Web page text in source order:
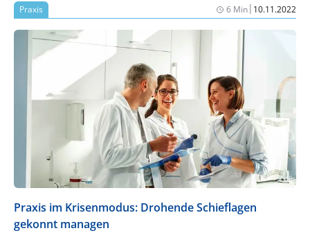
Praxis 6 Min| 10.11.2022
Praxis im Krisenmodus: Drohende Schieflagen
gekonnt managen